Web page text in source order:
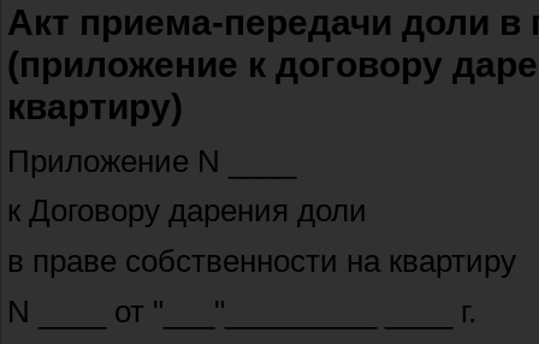
Акт приема-передачи доли в
(приложение к договору
квартиру)
Приложение N ____
к Договору дарения доли
в праве собственности на квартиру
N ____ от "___"_________ ____ г.